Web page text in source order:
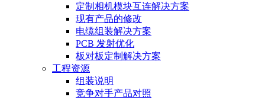
定制相机模块互连解决方案
现有产品的修改
电缆组装解决方案
PCB 发射优化
板对板定制解决方案
工程资源
组装说明
竞争对手产品对照